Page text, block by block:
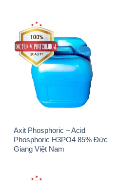
Axit Phosphoric – Acid
Phosphoric H3PO4 85% Đức
Giang Việt Nam